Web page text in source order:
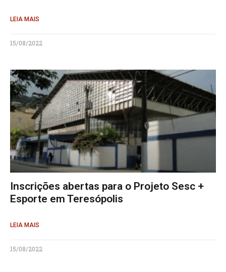
LEIA MAIS
15/08/2022
Inscrições abertas para o Projeto Sesc +
Esporte em Teresópolis
LEIA MAIS
15/08/2022